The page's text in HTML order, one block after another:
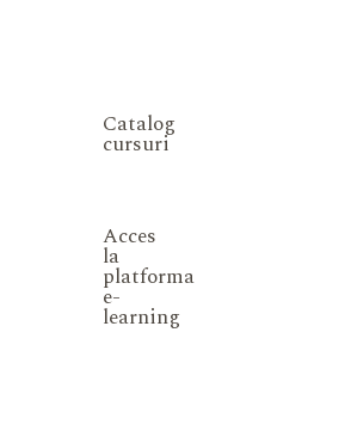
Catalog
cursuri
Acces
la
platforma
e-
learning